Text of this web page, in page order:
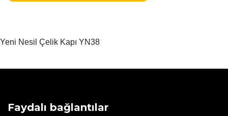
Yeni Nesil Çelik Kapı YN38
Faydalı bağlantılar